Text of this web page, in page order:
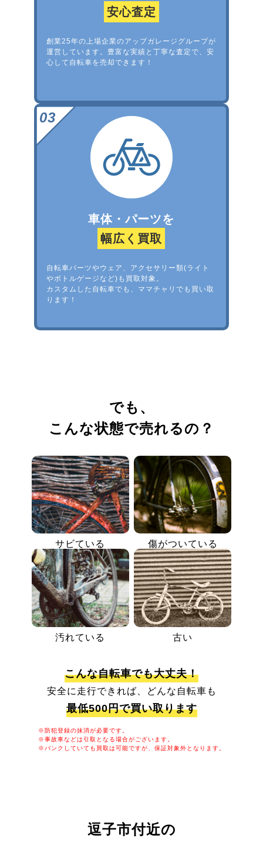
安心査定
創業25年の上場企業のアップガレージグループが
運営しています。豊富な実績と丁寧な査定で、安
心して自転車を売却できます！
車体・パーツを
幅広く買取
自転車パーツやウェア、アクセサリー類(ライト
やボトルゲージなど)も買取対象。
カスタムした自転車でも、ママチャリでも買い取
ります！
でも、
こんな状態で売れるの？
サビている 傷がついている
汚れている 古い
こんな自転車でも大丈夫！
安全に走行できれば、どんな自転車も
最低500円で買い取ります
※防犯登録の抹消が必要です。
※事故車などは引取となる場合がございます。
※パンクしていても買取は可能ですが、保証対象外となります。
逗子市付近の